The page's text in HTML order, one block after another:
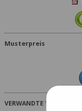
Musterpreis
VERWANDTE VIDEOS